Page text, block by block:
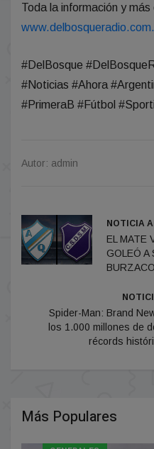
Toda la información y más
#DelBosque
#Noticias #Ahora
#PrimeraB #Fútbol
Autor: admin
NOTICIA
EL MATE
GOLEÓ A
BURZACO
Spider-Man: Brand
los 1.000 millones de
récords
Más Populares